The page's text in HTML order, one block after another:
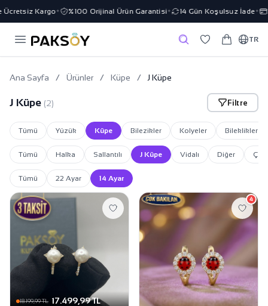
Kargo✦ %100 Orijinal Ürün Garantisi✦ 14 Gün Koşulsuz İade✦
TR
Ana Sayfa / Ürünler / Küpe / J Küpe
J Küpe (2) Filtre
Tümü Yüzük Küpe Bilezikler Kolyeler Bileklikler
Tümü Halka Sallantılı J Küpe Vidalı Diğer
Tümü 22 Ayar 14 Ayar
18.199,99 TL 17.499,99 TL
4